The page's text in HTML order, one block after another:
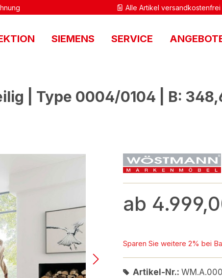
Alle Artikel versandkostenfrei
SIEMENS SERVICE
| Type 0004/0104 | B:
ab
Sparen Sie weitere 2% bei
Artikel-Nr.: